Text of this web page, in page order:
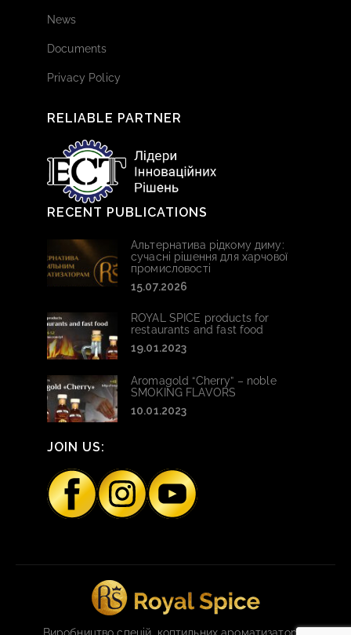
News
Documents
Privacy Policy
RELIABLE PARTNER
RECENT PUBLICATIONS
Альтернатива рідкому диму:
сучасні рішення для харчової
промисловості
15.07.2026
ROYAL SPICE products for
restaurants and fast food
19.01.2023
Aromagold “Cherry” – noble
SMOKING FLAVORS
10.01.2023
JOIN US: